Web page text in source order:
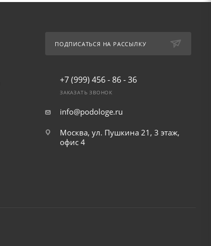
ПОДПИСАТЬСЯ НА РАССЫЛКУ
+7 (999) 456 - 86 - 36
ЗАКАЗАТЬ ЗВОНОК
info@podologe.ru
Москва, ул. Пушкина 21, 3 этаж,
офис 4